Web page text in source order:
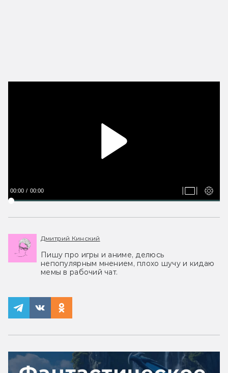
00:00 00:00
Дмитрий Кинский
Пишу про игры и аниме, делюсь
непопулярным мнением, плохо шучу и кидаю
мемы в рабочий чат.